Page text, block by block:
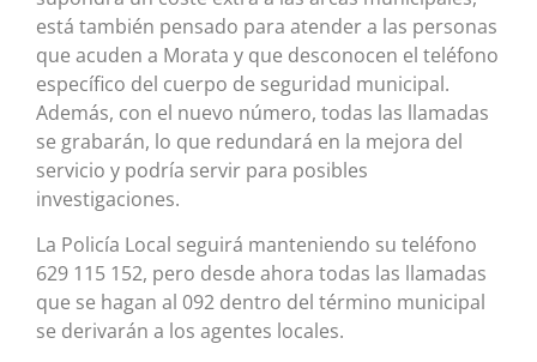
está también pensado para atender a las personas
que acuden a Morata y que desconocen el teléfono
específico del cuerpo de seguridad municipal.
Además, con el nuevo número, todas las llamadas
se grabarán, lo que redundará en la mejora del
servicio y podría servir para posibles
investigaciones.
La Policía Local seguirá manteniendo su teléfono
629 115 152, pero desde ahora todas las llamadas
que se hagan al 092 dentro del término municipal
se derivarán a los agentes locales.